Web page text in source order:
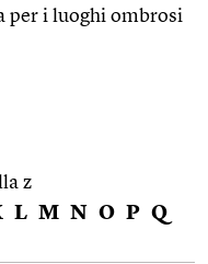
per i luoghi ombrosi
z
L M N O P Q